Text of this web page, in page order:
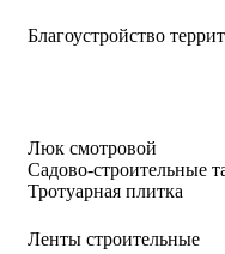
Благоустройство
Люк смотровой
Садово-строительные
Тротуарная плитка
Ленты строительные